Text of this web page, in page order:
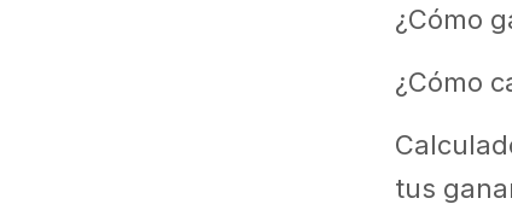
¿Cómo
¿Cómo
tus